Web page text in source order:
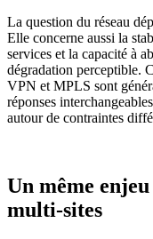
La question du réseau
Elle concerne aussi la
services et la capacité à
dégradation perceptible.
VPN et MPLS sont
réponses
autour de contraintes
Un même
multi-sites